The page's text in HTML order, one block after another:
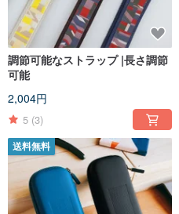
調節可能なストラップ |長さ調節
可能
2,004円
5 (3)
送料無料